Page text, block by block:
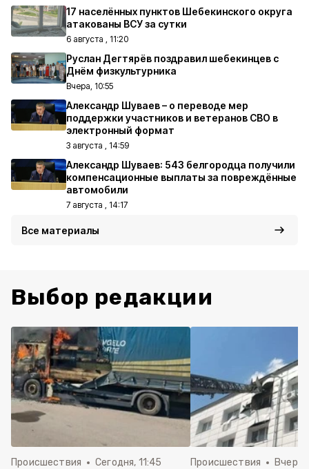
17 населённых пунктов Шебекинского округа
атакованы ВСУ за сутки
6 августа , 11:20
Руслан Дегтярёв поздравил шебекинцев с
Днём физкультурника
Вчера, 10:55
Александр Шуваев – о переводе мер
поддержки участников и ветеранов СВО в
электронный формат
3 августа , 14:59
Александр Шуваев: 543 белгородца получили
компенсационные выплаты за повреждённые
автомобили
7 августа , 14:17
Все материалы
Выбор редакции
Происшествия Сегодня, 11:45 Происшествия Вчера,